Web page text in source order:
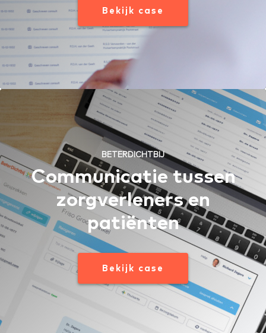
Bekijk case
BETERDICHTBIJ
Communicatie tussen
zorgverleners en
patiënten
Bekijk case